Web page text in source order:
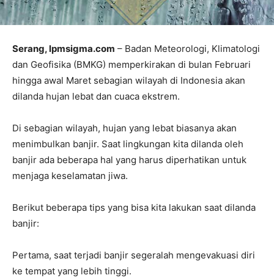
Serang, lpmsigma.com – Badan Meteorologi, Klimatologi
dan Geofisika (BMKG) memperkirakan di bulan Februari
hingga awal Maret sebagian wilayah di Indonesia akan
dilanda hujan lebat dan cuaca ekstrem.
Di sebagian wilayah, hujan yang lebat biasanya akan
menimbulkan banjir. Saat lingkungan kita dilanda oleh
banjir ada beberapa hal yang harus diperhatikan untuk
menjaga keselamatan jiwa.
Berikut beberapa tips yang bisa kita lakukan saat dilanda
banjir:
Pertama, saat terjadi banjir segeralah mengevakuasi diri
ke tempat yang lebih tinggi.